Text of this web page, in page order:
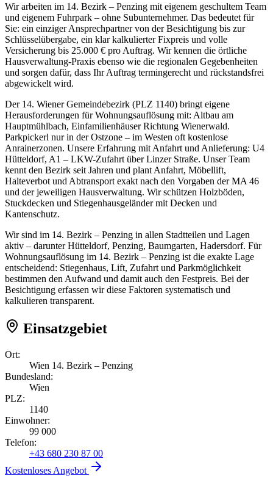
Wir arbeiten im 14. Bezirk – Penzing mit eigenem geschultem Team
und eigenem Fuhrpark – ohne Subunternehmer. Das bedeutet für
Sie: ein einziger Ansprechpartner von der Besichtigung bis zur
Schlüsselübergabe, ein klar kalkulierter Fixpreis und volle
Versicherung bis 25.000 € pro Auftrag. Wir kennen die örtliche
Hausverwaltung-Praxis ebenso wie die regionalen Gegebenheiten
und sorgen dafür, dass Ihr Auftrag termingerecht und rückstandsfrei
abgewickelt wird.
Der 14. Wiener Gemeindebezirk (PLZ 1140) bringt eigene
Herausforderungen für Wohnungsauflösung mit: Altbau am
Hauptmühlbach, Einfamilienhäuser Richtung Wienerwald.
Parkpickerl nur in der Ostzone – im Westen oft kostenlose
Anrainerzonen. Unsere Erfahrung mit Anfahrt und Anlieferung: U4
Hütteldorf, A1 – LKW-Zufahrt über Linzer Straße. Unser Team
kennt den Bezirk seit Jahren und plant Anfahrt, Möbellift,
Halteverbot und Abtransport exakt nach den Vorgaben der MA 46
und der jeweiligen Hausverwaltung. Wir schützen Holzböden,
Stuckdecken und Stiegenhausgeländer mit Decken und
Kantenschutz.
Wir sind im 14. Bezirk – Penzing in allen Stadtteilen und Lagen
aktiv – darunter Hütteldorf, Penzing, Baumgarten, Hadersdorf. Für
Wohnungsauflösung im 14. Bezirk – Penzing ist die exakte Lage
entscheidend: Stiegenhaus, Lift, Zufahrt und Parkmöglichkeit
bestimmen den Aufwand und damit auch den Festpreis. Bei der
Besichtigung erfassen wir diese Faktoren systematisch und
kalkulieren transparent.
Einsatzgebiet
Ort:
Wien 14. Bezirk – Penzing
Bundesland:
Wien
PLZ:
1140
Einwohner:
99 000
Telefon:
+43 680 230 87 00
Kostenloses Angebot